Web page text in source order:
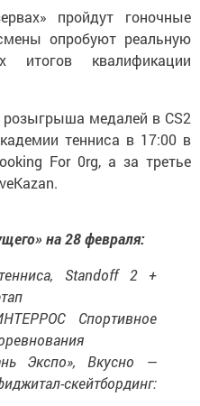
пройдут гоночные
опробуют реальную
итогов квалификации
медалей в CS2
тенниса в 17:00 в
For 0rg, а за третье
на 28 февраля:
Standoff 2 +
Спортивное
Экспо», Вкусно —
скейтбординг: